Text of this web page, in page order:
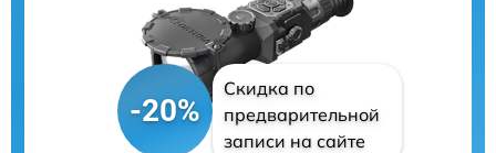
-20%
Скидка по
предварительной
записи на сайте